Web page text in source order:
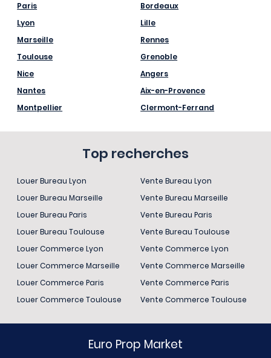
Paris
Lyon
Marseille
Toulouse
Nice
Nantes
Montpellier
Bordeaux
Lille
Rennes
Grenoble
Angers
Aix-en-Provence
Clermont-Ferrand
Top recherches
Louer Bureau Lyon
Louer Bureau Marseille
Louer Bureau Paris
Louer Bureau Toulouse
Louer Commerce Lyon
Louer Commerce Marseille
Louer Commerce Paris
Louer Commerce Toulouse
Vente Bureau Lyon
Vente Bureau Marseille
Vente Bureau Paris
Vente Bureau Toulouse
Vente Commerce Lyon
Vente Commerce Marseille
Vente Commerce Paris
Vente Commerce Toulouse
Euro Prop Market